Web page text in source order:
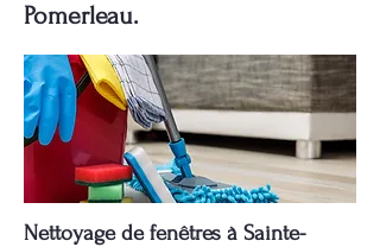
Pomerleau.
Nettoyage de fenêtres à Sainte-